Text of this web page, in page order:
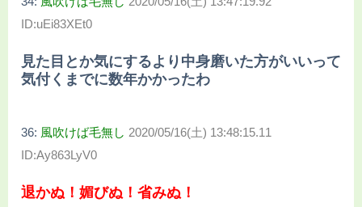
ID:uEi83XEt0
見た目とか気にするより中身磨いた方がいいって
気付くまでに数年かかったわ
36: 風吹けば毛無し 2020/05/16(土) 13:48:15.11
ID:Ay863LyV0
退かぬ！媚びぬ！省みぬ！